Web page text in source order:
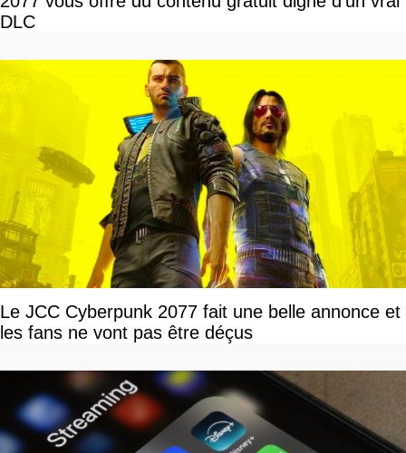
DLC
Le JCC Cyberpunk 2077 fait une belle annonce et
les fans ne vont pas être déçus